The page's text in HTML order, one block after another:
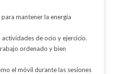
mantener la energía
de ocio y ejercicio.
ordenado y bien
el móvil durante las sesiones